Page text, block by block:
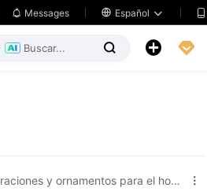
 Messages  Español  
  
Decoraciones y ornamentos para el hogar 